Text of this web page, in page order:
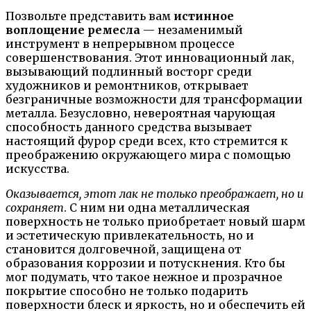
Позвольте представить вам истинное
воплощение ремесла — незаменимый
инструмент в непрерывном процессе
совершенствования. Этот инновационный лак,
вызывающий подлинный восторг среди
художников и ремонтников, открывает
безграничные возможности для трансформации
металла. Безусловно, невероятная чарующая
способность данного средства вызывает
настоящий фурор среди всех, кто стремится к
преображению окружающего мира с помощью
искусства.
Оказывается, этот лак не только преображает, но и
сохраняет. С ним ни одна металлическая
поверхность не только приобретает новый шарм
и эстетическую привлекательность, но и
становится долговечной, защищена от
образования коррозии и потускнения. Кто бы
мог подумать, что такое нежное и прозрачное
покрытие способно не только подарить
поверхности блеск и яркость, но и обеспечить ей